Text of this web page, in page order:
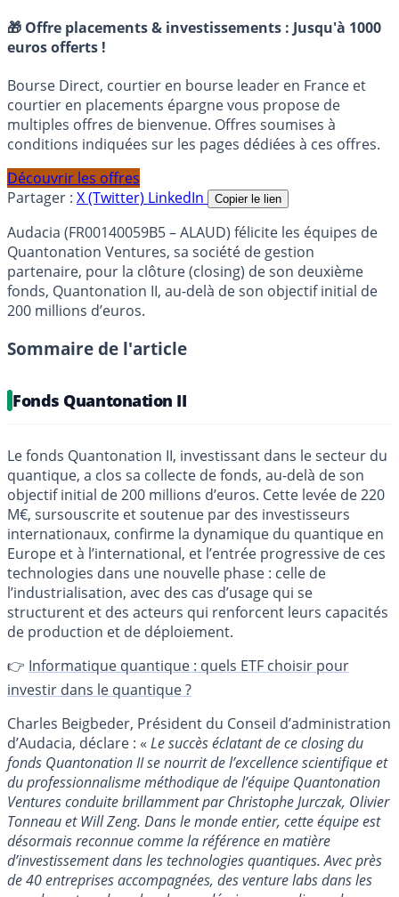
🎁 Offre placements & investissements : Jusqu'à 1000
euros offerts !
Bourse Direct, courtier en bourse leader en France et
courtier en placements épargne vous propose de
multiples offres de bienvenue. Offres soumises à
conditions indiquées sur les pages dédiées à ces offres.
Découvrir les offres
Partager : X (Twitter) LinkedIn Copier le lien
Audacia (FR00140059B5 – ALAUD) félicite les équipes de
Quantonation Ventures, sa société de gestion
partenaire, pour la clôture (closing) de son deuxième
fonds, Quantonation II, au-delà de son objectif initial de
200 millions d’euros.
Sommaire de l'article
Fonds Quantonation II
Le fonds Quantonation II, investissant dans le secteur du
quantique, a clos sa collecte de fonds, au-delà de son
objectif initial de 200 millions d’euros. Cette levée de 220
M€, sursouscrite et soutenue par des investisseurs
internationaux, confirme la dynamique du quantique en
Europe et à l’international, et l’entrée progressive de ces
technologies dans une nouvelle phase : celle de
l’industrialisation, avec des cas d’usage qui se
structurent et des acteurs qui renforcent leurs capacités
de production et de déploiement.
👉 Informatique quantique : quels ETF choisir pour
investir dans le quantique ?
Charles Beigbeder, Président du Conseil d’administration
d’Audacia, déclare : « Le succès éclatant de ce closing du
fonds Quantonation II se nourrit de l’excellence scientifique et
du professionnalisme méthodique de l’équipe Quantonation
Ventures conduite brillamment par Christophe Jurczak, Olivier
Tonneau et Will Zeng. Dans le monde entier, cette équipe est
désormais reconnue comme la référence en matière
d’investissement dans les technologies quantiques. Avec près
de 40 entreprises accompagnées, des venture labs dans les